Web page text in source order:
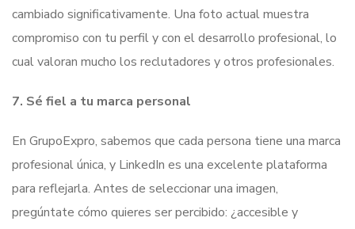
cambiado significativamente. Una foto actual muestra
compromiso con tu perfil y con el desarrollo profesional, lo
cual valoran mucho los reclutadores y otros profesionales.
7. Sé fiel a tu marca personal
En GrupoExpro, sabemos que cada persona tiene una marca
profesional única, y LinkedIn es una excelente plataforma
para reflejarla. Antes de seleccionar una imagen,
pregúntate cómo quieres ser percibido: ¿accesible y